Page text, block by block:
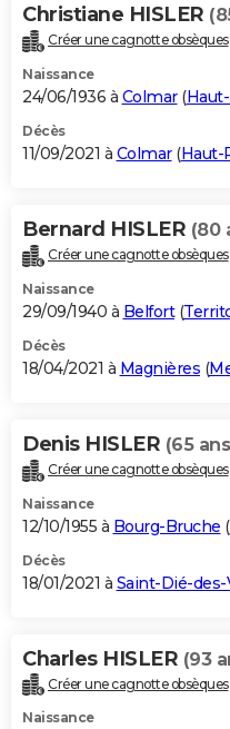
Christiane HISLER
Créer une cagnotte obsèques
Naissance
24/06/1936 à Colmar(
Décès
11/09/2021 à Colmar(Haut-
Bernard HISLER (80
Créer une cagnotte obsèques
Naissance
29/09/1940 à Belfort(
Décès
18/04/2021 à Magnières (
Denis HISLER (65
Créer une cagnotte obsèques
Naissance
12/10/1955 à Bourg-Bruche (
Décès
18/01/2021 à Saint-Dié-des-
Charles HISLER (93
Créer une cagnotte obsèques
Naissance